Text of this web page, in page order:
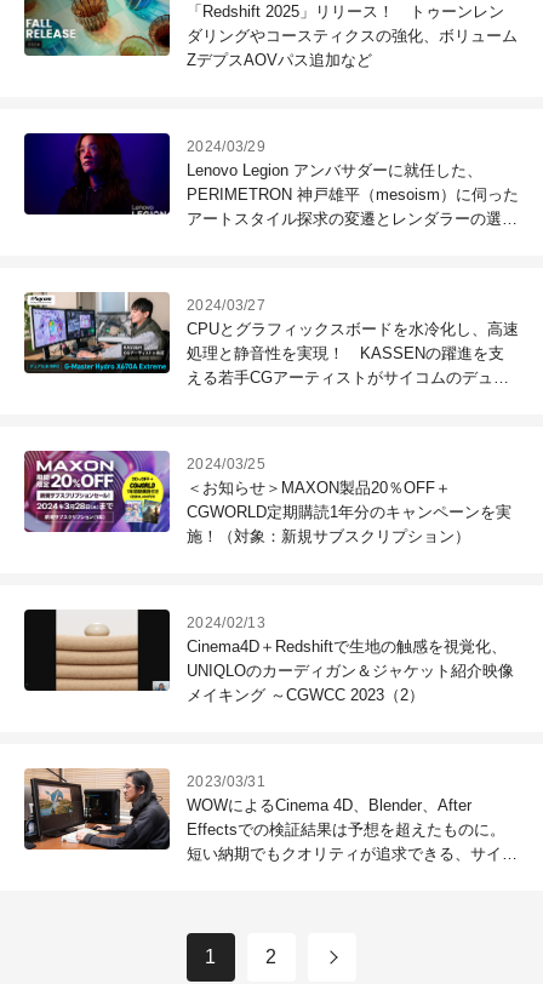
「Redshift 2025」リリース！ トゥーンレン
ダリングやコースティクスの強化、ボリューム
ZデプスAOVパス追加など
2024/03/29
Lenovo Legion アンバサダーに就任した、
PERIMETRON 神戸雄平（mesoism）に伺った
アートスタイル探求の変遷とレンダラーの選択
2024/03/27
CPUとグラフィックスボードを水冷化し、高速
処理と静音性を実現！ KASSENの躍進を支
える若手CGアーティストがサイコムのデュア
2024/03/25
＜お知らせ＞MAXON製品20％OFF＋
CGWORLD定期購読1年分のキャンペーンを実
施！（対象：新規サブスクリプション）
2024/02/13
Cinema4D＋Redshiftで生地の触感を視覚化、
UNIQLOのカーディガン＆ジャケット紹介映像
メイキング ～CGWCC 2023（2）
2023/03/31
WOWによるCinema 4D、Blender、After
Effectsでの検証結果は予想を超えたものに。
短い納期でもクオリティが追求できる、サイコ
1 2